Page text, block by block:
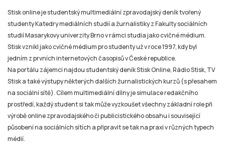
Stisk online je studentský multimediální zpravodajský deník tvořený
studenty Katedry mediálních studií a žurnalistiky z Fakulty sociálních
studií Masarykovy univerzity Brno v rámci studia jako cvičné médium.
Stisk vznikl jako cvičné médium pro studenty už v roce 1997, kdy byl
jedním z prvních internetových časopisů v České republice.
Na portálu zájemci najdou studentský deník Stisk Online, Rádio Stisk, TV
Stisk a také výstupy některých dalších žurnalistických kurzů (s přesahem
na sociální sítě). Cílem multimediální dílny je simulace redakčního
prostředí, každý student si tak může vyzkoušet všechny základní role při
výrobě online zpravodajského či publicistického obsahu i související
působení na sociálních sítích a připravit se tak na praxi v různých typech
médií.